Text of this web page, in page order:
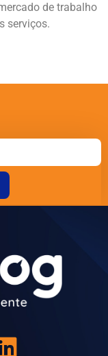
de trabalho
serviços.